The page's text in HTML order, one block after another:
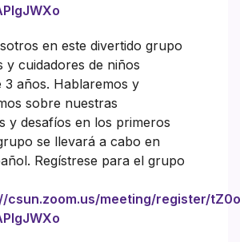
en este divertido grupo
y cuidadores de niños
3 años. Hablaremos y
sobre nuestras
y desafíos en los primeros
se llevará a cabo en
Regístrese para el grupo
csun.zoom.us/meeting/register/